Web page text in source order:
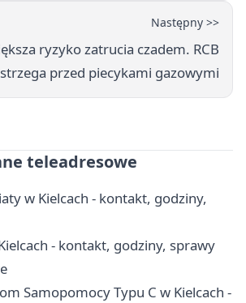
Następny >>
ryzyko zatrucia czadem. RCB
przed piecykami gazowymi
teleadresowe
w Kielcach - kontakt, godziny,
- kontakt, godziny, sprawy
Samopomocy Typu C w Kielcach -